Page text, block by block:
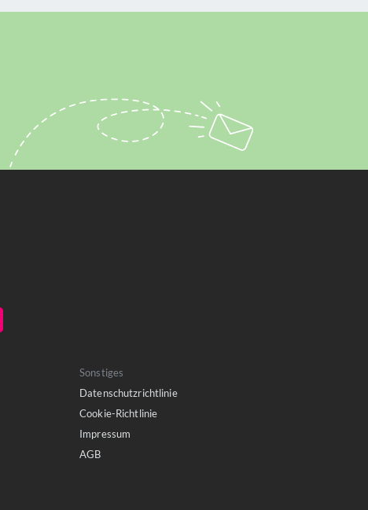
Sonstiges
Datenschutzrichtlinie
Cookie-Richtlinie
Impressum
AGB